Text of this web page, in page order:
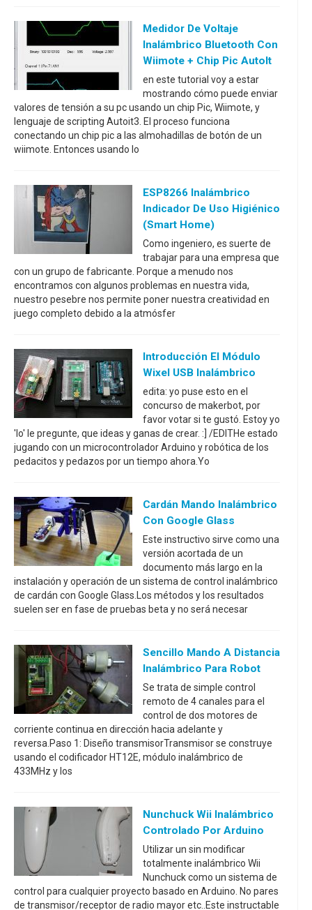
Medidor De Voltaje
Inalámbrico Bluetooth Con
Wiimote + Chip Pic AutoIt
en este tutorial voy a estar
mostrando cómo puede enviar
valores de tensión a su pc usando un chip Pic, Wiimote, y
lenguaje de scripting Autoit3. El proceso funciona
conectando un chip pic a las almohadillas de botón de un
wiimote. Entonces usando lo
ESP8266 Inalámbrico
Indicador De Uso Higiénico
(Smart Home)
Como ingeniero, es suerte de
trabajar para una empresa que
con un grupo de fabricante. Porque a menudo nos
encontramos con algunos problemas en nuestra vida,
nuestro pesebre nos permite poner nuestra creatividad en
juego completo debido a la atmósfer
Introducción El Módulo
Wixel USB Inalámbrico
edita: yo puse esto en el
concurso de makerbot, por
favor votar si te gustó. Estoy yo
'lo' le pregunte, que ideas y ganas de crear. :] /EDITHe estado
jugando con un microcontrolador Arduino y robótica de los
pedacitos y pedazos por un tiempo ahora.Yo
Cardán Mando Inalámbrico
Con Google Glass
Este instructivo sirve como una
versión acortada de un
documento más largo en la
instalación y operación de un sistema de control inalámbrico
de cardán con Google Glass.Los métodos y los resultados
suelen ser en fase de pruebas beta y no será necesar
Sencillo Mando A Distancia
Inalámbrico Para Robot
Se trata de simple control
remoto de 4 canales para el
control de dos motores de
corriente continua en dirección hacia adelante y
reversa.Paso 1: Diseño transmisorTransmisor se construye
usando el codificador HT12E, módulo inalámbrico de
433MHz y los
Nunchuck Wii Inalámbrico
Controlado Por Arduino
Utilizar un sin modificar
totalmente inalámbrico Wii
Nunchuck como un sistema de
control para cualquier proyecto basado en Arduino. No pares
de transmisor/receptor de radio mayor etc..Este instructable